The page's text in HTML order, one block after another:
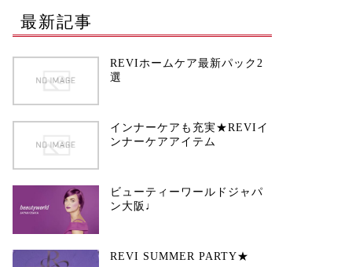
最新記事
REVIホームケア最新パック2
選
インナーケアも充実★REVIイ
ンナーケアアイテム
ビューティーワールドジャパ
ン大阪♩
REVI SUMMER PARTY★